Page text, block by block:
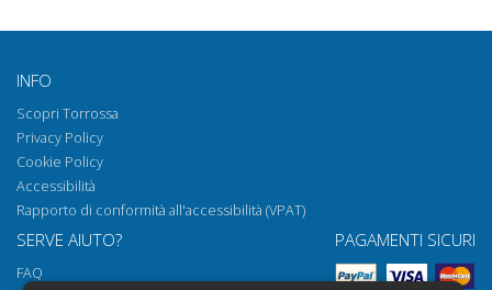
INFO
Scopri Torrossa
Privacy Policy
Cookie Policy
Accessibilità
Rapporto di conformità all'accessibilità (VPAT)
SERVE AIUTO?
FAQ
PAGAMENTI SICURI